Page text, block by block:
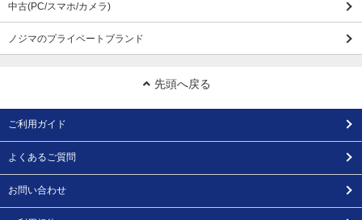
中古(PC/スマホ/カメラ)
ノジマのプライベートブランド
先頭へ戻る
ご利用ガイド
よくあるご質問
お問い合わせ